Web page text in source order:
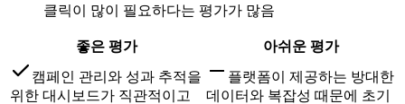
클릭이 많이 필요하다는 평가가 많음
좋은 평가
아쉬운 평가
캠페인 관리와 성과 추적을
위한 대시보드가 직관적이고
플랫폼이 제공하는 방대한
데이터와 복잡성 때문에 초기